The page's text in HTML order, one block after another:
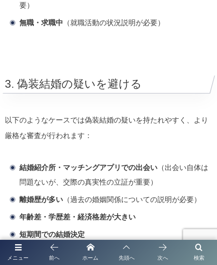
要）
無職・求職中 （就職活動の状況説明が必要）
3. 偽装結婚の疑いを避ける
以下のようなケースでは偽装結婚の疑いを持たれやすく、より
厳格な審査が行われます：
結婚紹介所・マッチングアプリでの出会い （出会い自体は
問題ないが、交際の真実性の立証が重要）
離婚歴が多い （過去の婚姻関係についての説明が必要）
年齢差・学歴差・経済格差が大きい
短期間での結婚決定
メニュー 検索
前へ ホーム 先頭へ 次へ